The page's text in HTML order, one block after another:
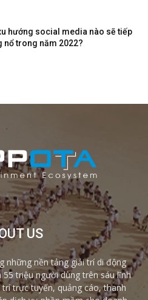
hướng social media nào sẽ tiếp
nổ trong năm 2022?
US
những nền tảng giải trí di động
triệu người dùng trên sáu lĩnh
trực tuyến, quảng cáo, thanh